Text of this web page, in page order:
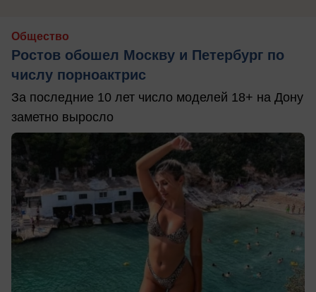
Общество
Ростов обошел Москву и Петербург по
числу порноактрис
За последние 10 лет число моделей 18+ на Дону
заметно выросло